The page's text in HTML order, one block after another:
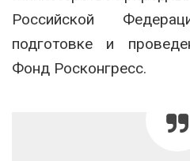
Российской
подготовке и
Фонд Росконгресс.